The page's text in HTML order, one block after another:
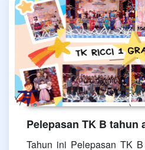
Pelepasan TK B tahun
Tahun ini Pelepasan TK